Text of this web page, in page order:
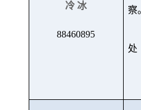
冷 冰
88460895
察
处